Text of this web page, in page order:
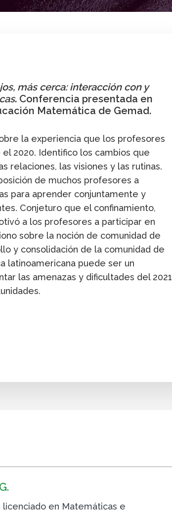
más cerca: interacción con y
. Conferencia presentada en
Matemática de Gemad.
la experiencia que los profesores
2020. Identifico los cambios que
relaciones, las visiones y las rutinas.
de muchos profesores a
para aprender conjuntamente y
Conjeturo que el confinamiento,
a los profesores a participar en
sobre la noción de comunidad de
y consolidación de la comunidad de
latinoamericana puede ser un
las amenazas y dificultades del 2021
en Matemáticas e